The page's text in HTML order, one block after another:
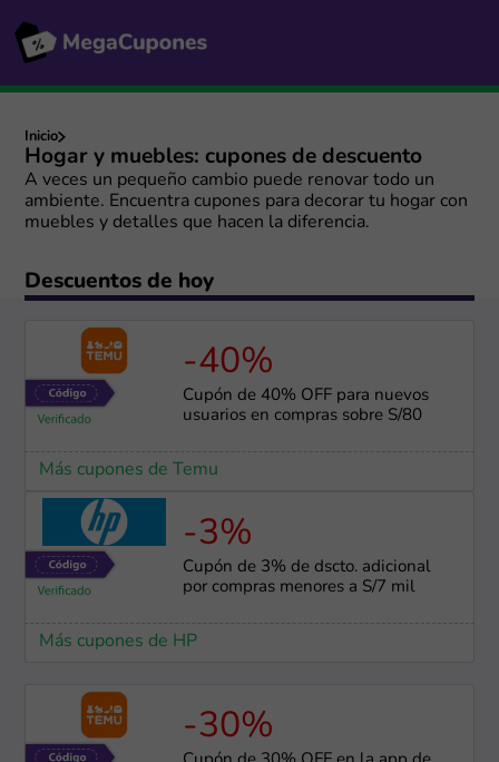
Inicio
Hogar y muebles: cupones de descuento
A veces un pequeño cambio puede renovar todo un
ambiente. Encuentra cupones para decorar tu hogar con
muebles y detalles que hacen la diferencia.
Descuentos de hoy
-40%
Cupón de 40% OFF para nuevos
usuarios en compras sobre S/80
Más cupones de Temu
-3%
Cupón de 3% de dscto. adicional
por compras menores a S/7 mil
Más cupones de HP
-30%